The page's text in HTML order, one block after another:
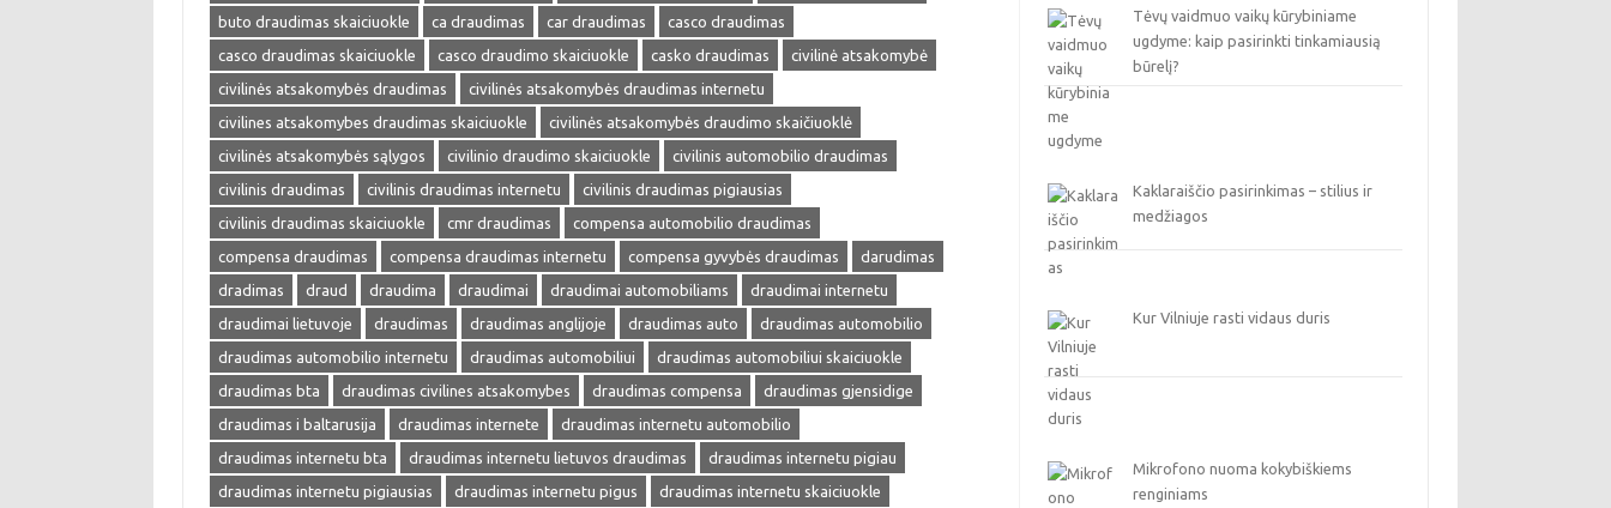
buto draudimas skaiciuokle
ca draudimas car draudimas
casco draudimas
casco draudimas skaiciuokle
casco draudimo skaiciuokle casko draudimas
civilinė atsakomybė
civilinės atsakomybės draudimas
civilinės atsakomybės draudimas internetu
civilines atsakomybes draudimas skaiciuokle
civilinės atsakomybės draudimo skaičiuoklė
civilinės atsakomybės sąlygos
civilinio draudimo skaiciuokle
civilinis automobilio draudimas
civilinis draudimas
civilinis draudimas internetu
civilinis draudimas pigiausias
civilinis draudimas skaiciuokle
cmr draudimas
compensa automobilio draudimas
compensa draudimas
compensa draudimas internetu compensa gyvybės draudimas
darudimas
dradimas
draud draudima draudimai draudimai automobiliams
draudimai internetu
draudimai lietuvoje
draudimas draudimas anglijoje draudimas auto
draudimas automobilio
draudimas automobilio internetu
draudimas automobiliui
draudimas automobiliui skaiciuokle
draudimas bta
draudimas civilines atsakomybes draudimas compensa
draudimas gjensidige
draudimas i baltarusija
draudimas internete
draudimas internetu automobilio
draudimas internetu bta
draudimas internetu lietuvos draudimas
draudimas internetu pigiau
draudimas internetu pigiausias
draudimas internetu pigus
draudimas internetu skaiciuokle
Tėvų vaidmuo vaikų kūrybiniame
ugdyme: kaip pasirinkti tinkamiausią
būrelį?
Kaklaraiščio pasirinkimas – stilius ir
medžiagos
Kur Vilniuje rasti vidaus duris
Mikrofono nuoma kokybiškiems
renginiams